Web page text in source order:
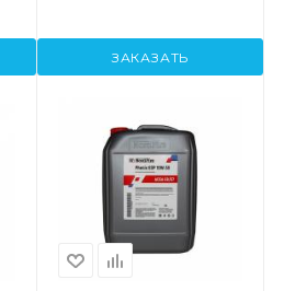
ЗАКАЗАТЬ